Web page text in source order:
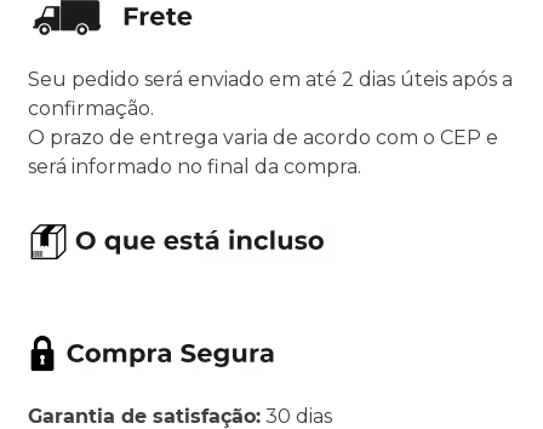
Seu pedido será enviado em até 2 dias úteis após a
confirmação.
O prazo de entrega varia de acordo com o CEP e
será informado no final da compra.
Garantia de satisfação: 30 dias